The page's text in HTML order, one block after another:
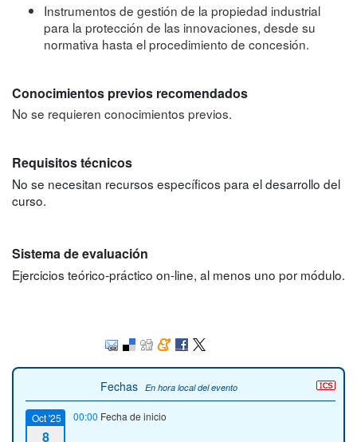
Instrumentos de gestión de la propiedad industrial
para la protección de las innovaciones, desde su
normativa hasta el procedimiento de concesión.
Conocimientos previos recomendados
No se requieren conocimientos previos.
Requisitos técnicos
No se necesitan recursos específicos para el desarrollo del
curso.
Sistema de evaluación
Ejercicios teórico‐práctico on-line, al menos uno por módulo.
Fechas En hora local del evento
Oct '25
8
00:00 Fecha de inicio